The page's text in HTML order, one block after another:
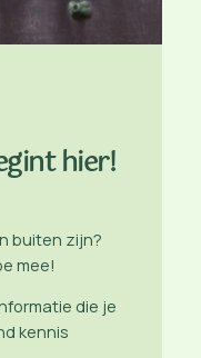
hier!
buiten zijn?
mee!
die je
kennis